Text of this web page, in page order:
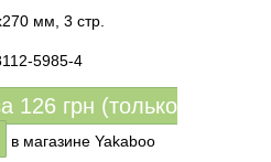
мм, 3 стр.
5985-4
126 грн (только
в магазине Yakaboo